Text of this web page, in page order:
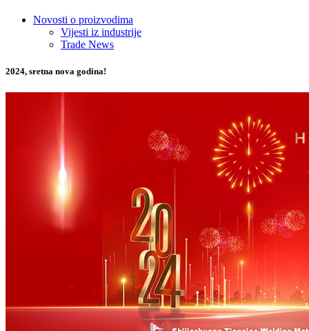
Novosti o proizvodima
Vijesti iz industrije
Trade News
2024, sretna nova godina!